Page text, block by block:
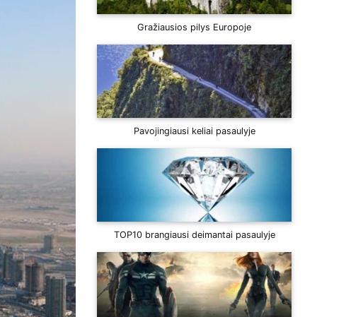
Gražiausios pilys Europoje
Pavojingiausi keliai pasaulyje
TOP10 brangiausi deimantai pasaulyje